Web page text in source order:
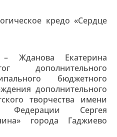
кредо «Сердце
Жданова Екатерина
дополнительного
бюджетного
дополнительного
творчества имени
Федерации Сергея
города Гаджиево